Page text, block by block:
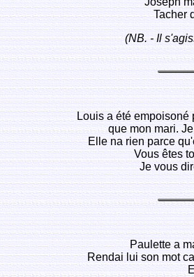
Tacher
(NB. - Il
Louis a été empoisoné
que mon mari.
Elle na rien parce
Vous êtes
Je vous
Paulette a
Rendai lui son mot